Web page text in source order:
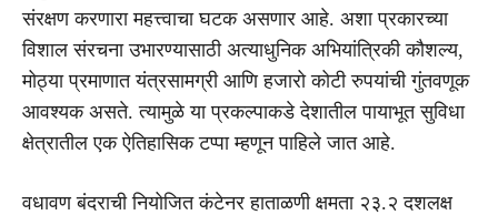
संरक्षण करणारा महत्त्वाचा घटक असणार आहे. अशा प्रकारच्या
विशाल संरचना उभारण्यासाठी अत्याधुनिक अभियांत्रिकी कौशल्य,
मोठ्या प्रमाणात यंत्रसामग्री आणि हजारो कोटी रुपयांची गुंतवणूक
आवश्यक असते. त्यामुळे या प्रकल्पाकडे देशातील पायाभूत सुविधा
क्षेत्रातील एक ऐतिहासिक टप्पा म्हणून पाहिले जात आहे.
वधावण बंदराची नियोजित कंटेनर हाताळणी क्षमता २३.२ दशलक्ष